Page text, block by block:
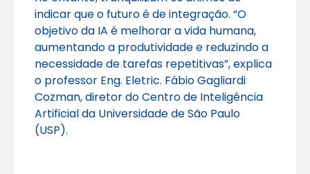
indicar que o futuro é de integração. “O
objetivo da IA é melhorar a vida humana,
aumentando a produtividade e reduzindo a
necessidade de tarefas repetitivas”, explica
o professor Eng. Eletric. Fábio Gagliardi
Cozman, diretor do Centro de Inteligência
Artificial da Universidade de São Paulo
(USP).